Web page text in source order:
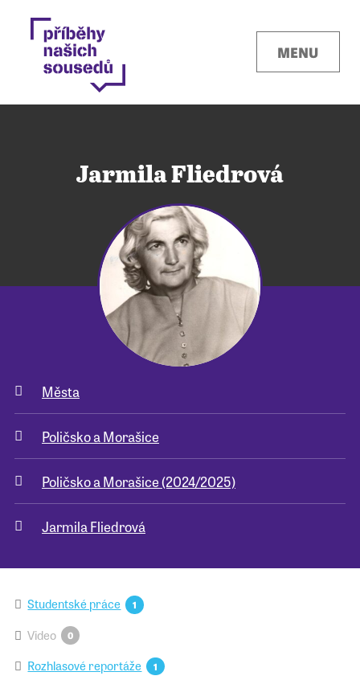
MENU
Pro školy
Příběhy našich sousedů
Jarmila Fliedrová
Města
Poličsko a Morašice
Poličsko a Morašice (2024/2025)
Jarmila Fliedrová
Studentské práce 1
Video 0
Rozhlasové reportáže 1